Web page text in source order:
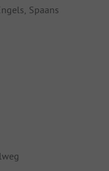
Spaans